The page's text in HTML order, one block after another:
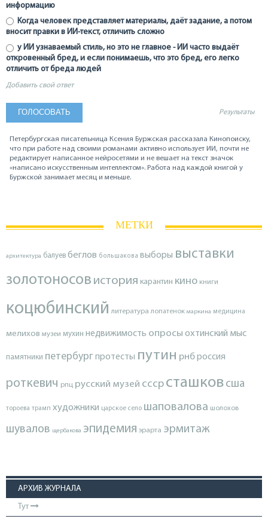
информацию
Когда человек представляет материалы, даёт задание, а потом
вносит правки в ИИ-текст, отличить сложно
у ИИ узнаваемый стиль, но это не главное - ИИ часто выдаёт
откровенный бред, и если понимаешь, что это бред, его легко
отличить от бреда людей
Добавить свой ответ
Результаты
Петербургская писательница Ксения Буржская рассказала Кинопоиску,
что при работе над своими романами активно использует ИИ, почти не
редактирует написанное нейросетями и не вешает на текст значок
«написано искусственным интеллектом». Работа над каждой книгой у
Буржской занимает месяц и меньше.
МЕТКИ
архитектура балуев беглов большакова выборы выставки
золотоносов история карантин кино книги
коцюбинский литература лопатенок маркина медицина
мелихов музеи мухин недвижимость опросы охтинский мыс
памятники петербургпротесты путин рнброссия
роткевич рпц русский музей ссср сташков сша
тороева трамп художники царское село шаповалова шолохов
шувалов щербакова эпидемия эрарта эрмитаж
АРХИВ ЖУРНАЛА
Тут